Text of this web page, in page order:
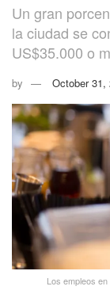
Un gran
la ciudad se
US$35.000 o
by October 31,
Los empleos